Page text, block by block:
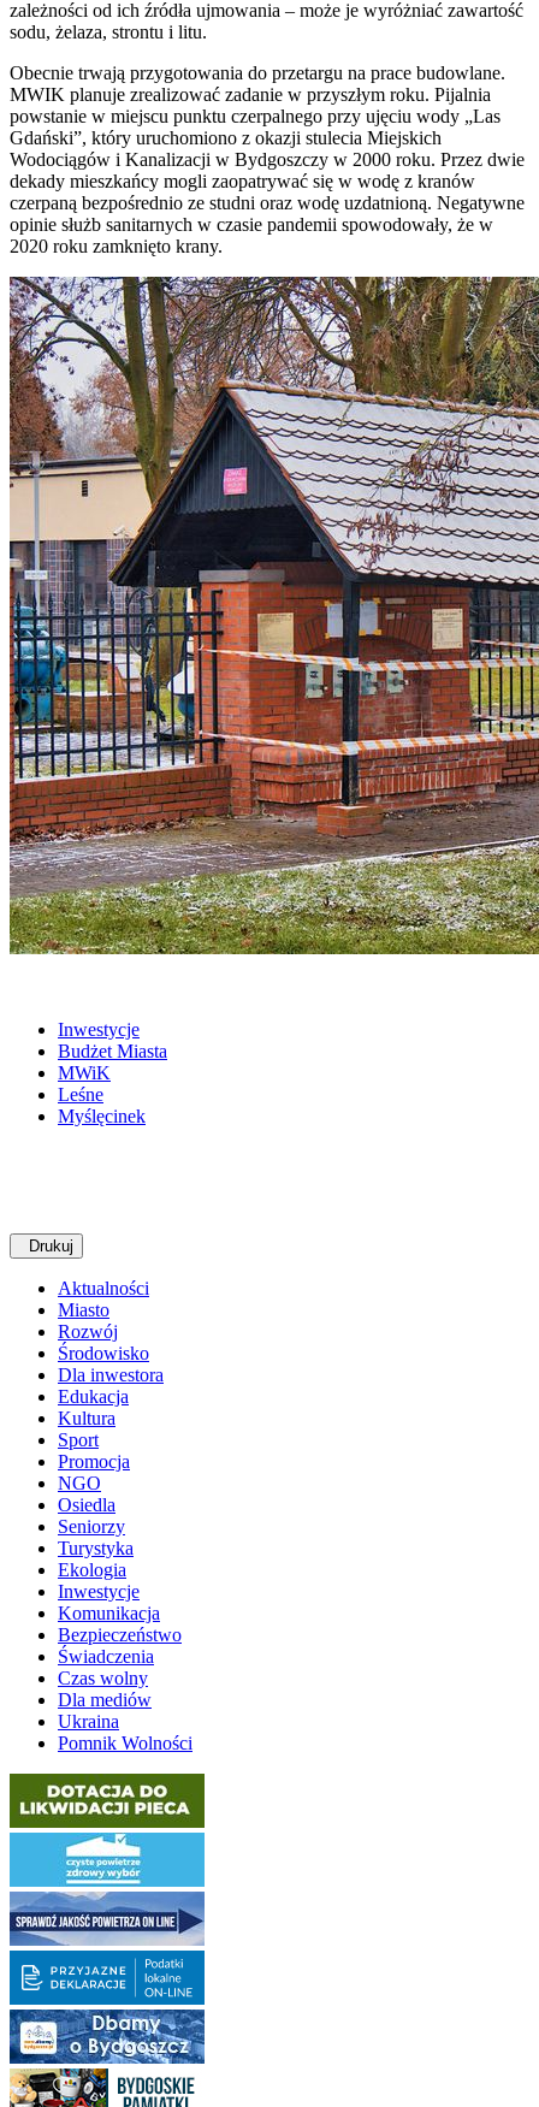
zależności od ich źródła ujmowania – może je wyróżniać zawartość
sodu, żelaza, strontu i litu.
Obecnie trwają przygotowania do przetargu na prace budowlane.
MWIK planuje zrealizować zadanie w przyszłym roku. Pijalnia
powstanie w miejscu punktu czerpalnego przy ujęciu wody „Las
Gdański”, który uruchomiono z okazji stulecia Miejskich
Wodociągów i Kanalizacji w Bydgoszczy w 2000 roku. Przez dwie
dekady mieszkańcy mogli zaopatrywać się w wodę z kranów
czerpaną bezpośrednio ze studni oraz wodę uzdatnioną. Negatywne
opinie służb sanitarnych w czasie pandemii spowodowały, że w
2020 roku zamknięto krany.
Inwestycje
Budżet Miasta
MWiK
Leśne
Myślęcinek
Drukuj
Aktualności
Miasto
Rozwój
Środowisko
Dla inwestora
Edukacja
Kultura
Sport
Promocja
NGO
Osiedla
Seniorzy
Turystyka
Ekologia
Inwestycje
Komunikacja
Bezpieczeństwo
Świadczenia
Czas wolny
Dla mediów
Ukraina
Pomnik Wolności